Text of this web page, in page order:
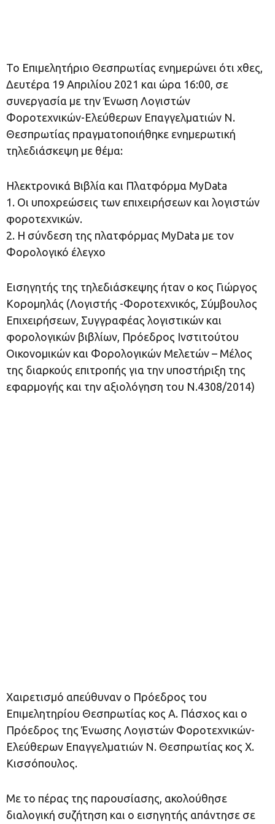
Το Επιμελητήριο Θεσπρωτίας ενημερώνει ότι χθες,
Δευτέρα 19 Απριλίου 2021 και ώρα 16:00, σε
συνεργασία με την Ένωση Λογιστών
Φοροτεχνικών-Ελεύθερων Επαγγελματιών Ν.
Θεσπρωτίας πραγματοποιήθηκε ενημερωτική
τηλεδιάσκεψη με θέμα:
Ηλεκτρονικά Βιβλία και Πλατφόρμα MyData
1. Οι υποχρεώσεις των επιχειρήσεων και λογιστών
φοροτεχνικών.
2. Η σύνδεση της πλατφόρμας MyData με τον
Φορολογικό έλεγχο
Εισηγητής της τηλεδιάσκεψης ήταν ο κος Γιώργος
Κορομηλάς (Λογιστής -Φοροτεχνικός, Σύμβουλος
Επιχειρήσεων, Συγγραφέας λογιστικών και
φορολογικών βιβλίων, Πρόεδρος Ινστιτούτου
Οικονομικών και Φορολογικών Μελετών – Μέλος
της διαρκούς επιτροπής για την υποστήριξη της
εφαρμογής και την αξιολόγηση του Ν.4308/2014)
Χαιρετισμό απεύθυναν ο Πρόεδρος του
Επιμελητηρίου Θεσπρωτίας κος Α. Πάσχος και ο
Πρόεδρος της Ένωσης Λογιστών Φοροτεχνικών-
Ελεύθερων Επαγγελματιών Ν. Θεσπρωτίας κος Χ.
Κισσόπουλος.
Με το πέρας της παρουσίασης, ακολούθησε
διαλογική συζήτηση και ο εισηγητής απάντησε σε